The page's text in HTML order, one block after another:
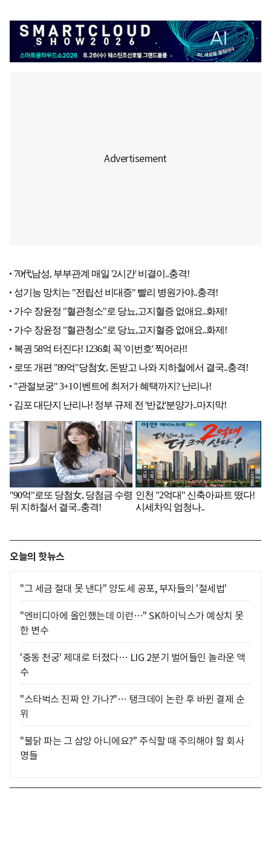
오늘의 핫뉴스
"그 세금 절대 못 낸다" 양도세 공포, 부자들의 '절세법'
"엔비디아에 올인했는데 이런…" SK하이닉스가 예상치 못
한 변수
'중동 천궁' 제대로 터졌다… LIG 2분기 벌어들인 놀라운 액
수
"스타벅스 진짜 안 가나?"… 탱크데이 논란 후 바뀐 결제 순
위
"불닭 파는 그 삼양 아니에요?" 주식할 때 주의해야 할 회사
명들